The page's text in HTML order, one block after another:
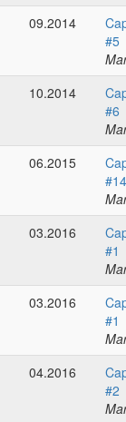
09.2014
#5
10.2014
#6
06.2015
#14
03.2016
#1
03.2016
#1
04.2016
#2